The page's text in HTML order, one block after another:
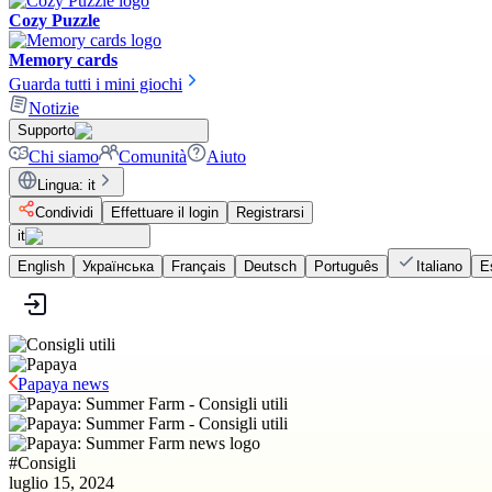
Cozy Puzzle
Memory cards
Guarda tutti i mini giochi
Notizie
Supporto
Chi siamo Comunità Aiuto
Lingua: it
Condividi
Effettuare il login
Registrarsi
it
English
Українська Français Deutsch Português Italiano
Papaya news
#Consigli
luglio 15, 2024